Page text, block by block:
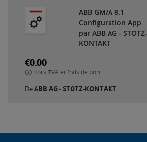
ABB GM/A 8.1
Configuration App
par ABB AG - STOTZ-
KONTAKT
€0.00
Hors TVA et frais de port
DeABB AG - STOTZ-KONTAKT